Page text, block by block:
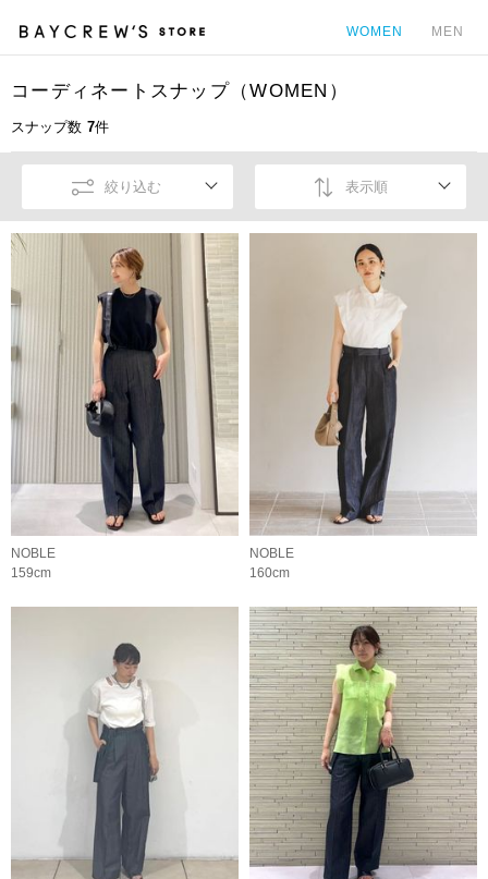
WOMEN MEN
コーディネートスナップ（WOMEN）
スナップ数 7件
絞り込む 表示順
NOBLE
159cm
NOBLE
160cm